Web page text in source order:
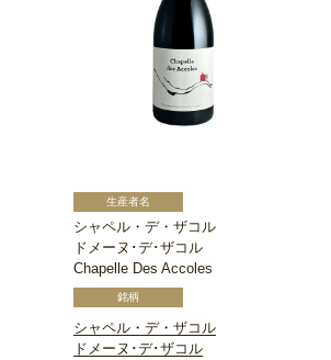
シャペル・デ・ザコル
ドメーヌ･デ･ザコル
Chapelle Des Accoles
シャペル・デ・ザコル
ドメーヌ･デ･ザコル